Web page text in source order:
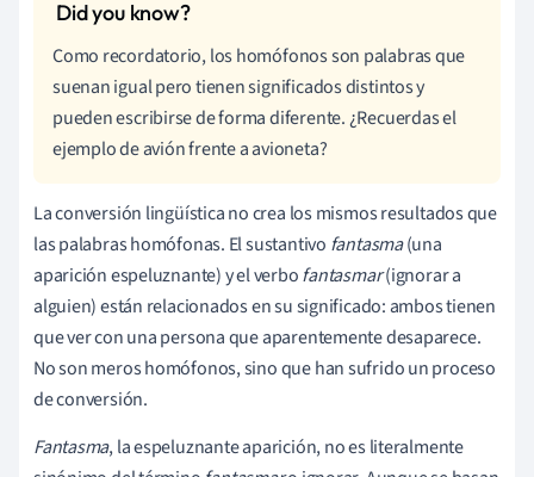
Como recordatorio, los homófonos son palabras que
suenan igual pero tienen significados distintos y
pueden escribirse de forma diferente. ¿Recuerdas el
ejemplo de avión frente a avioneta?
La conversión lingüística no crea los mismos resultados que
las palabras homófonas. El sustantivo fantasma(una
aparición espeluznante) y el verbofantasmar(ignorar a
alguien) están relacionados en su significado: ambos tienen
que ver con una persona que aparentemente desaparece.
No son meros homófonos, sino que han sufrido un proceso
de conversión.
Fantasma, la espeluznante aparición, no es literalmente